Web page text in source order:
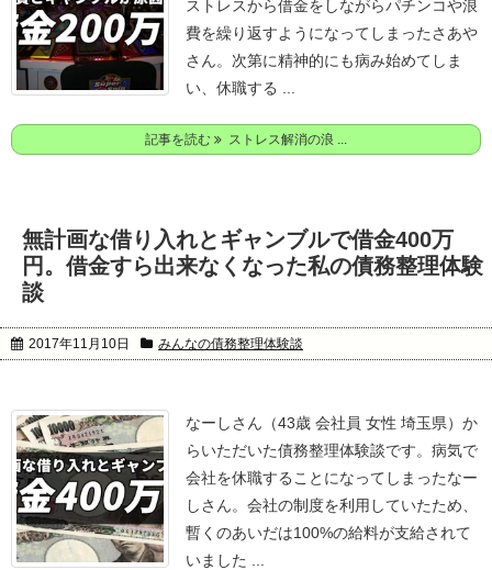
ストレスから借金をしながらパチンコや浪
費を繰り返すようになってしまったさあや
さん。 次第に精神的にも病み始めてしま
い、休職する ...
記事を読む ストレス解消の浪 ...
無計画な借り入れとギャンブルで借金400万
円。借金すら出来なくなった私の債務整理体験
談
2017年11月10日 みんなの債務整理体験談
なーしさん（43歳 会社員 女性 埼玉県）か
らいただいた債務整理体験談です。 病気で
会社を休職することになってしまったなー
しさん。 会社の制度を利用していたため、
暫くのあいだは100%の給料が支給されて
いました ...